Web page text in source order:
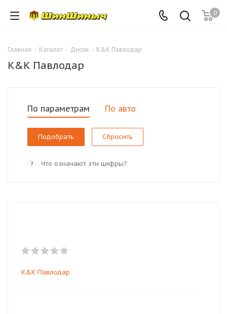
0
Главная - Каталог - Диски - K&K Павлодар
K&K Павлодар
По параметрам По авто
Сбросить
? Что означают эти цифры?
K&K Павлодар